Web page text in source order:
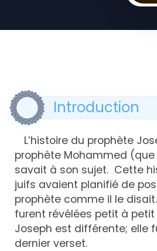
Introduction
L’histoire du prophète
prophète Mohammed (que
savait à son sujet. Cette
juifs avaient planifié de
prophète comme il le disait.
furent révélées petit à petit
Joseph est différente; elle
dernier verset.